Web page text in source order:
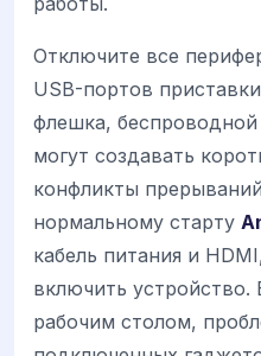
Отключите все
USB-портов
флешка,
могут создавать
конфликты
нормальному старту
кабель питания и
включить устройство.
рабочим столом,